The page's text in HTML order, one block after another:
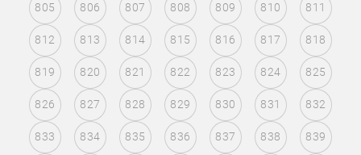
805 806 807 808 809 810 811
812 813 814 815 816 817 818
819 820 821 822 823 824 825
826 827 828 829 830 831 832
833 834 835 836 837 838 839